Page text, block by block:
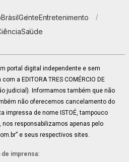
BrasilGenteEntretenimento
Saúde
portal digital independente e sem
a EDITORA TRES COMÉRCIO DE
judicial). Informamos também que não
não oferecemos cancelamento do
impressa de nome ISTOÉ, tampouco
responsabilizamos apenas pelo
e seus respectivos sites.
imprensa: